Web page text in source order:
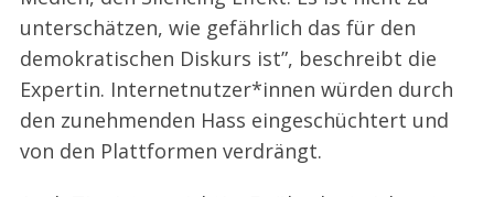
unterschätzen, wie gefährlich das für den
demokratischen Diskurs ist”, beschreibt die
Expertin. Internetnutzer*innen würden durch
den zunehmenden Hass eingeschüchtert und
von den Plattformen verdrängt.